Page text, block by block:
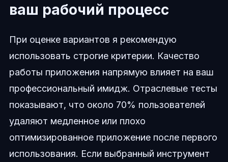
ваш рабочий процесс
При оценке вариантов я рекомендую
использовать строгие критерии. Качество
работы приложения напрямую влияет на ваш
профессиональный имидж. Отраслевые тесты
показывают, что около 70% пользователей
удаляют медленное или плохо
оптимизированное приложение после первого
использования. Если выбранный инструмент